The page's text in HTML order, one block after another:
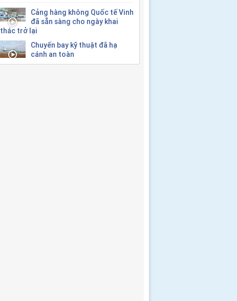
Cảng hàng không Quốc tế Vinh
đã sẵn sàng cho ngày khai
thác trở lại
Chuyến bay kỹ thuật đã hạ
cánh an toàn